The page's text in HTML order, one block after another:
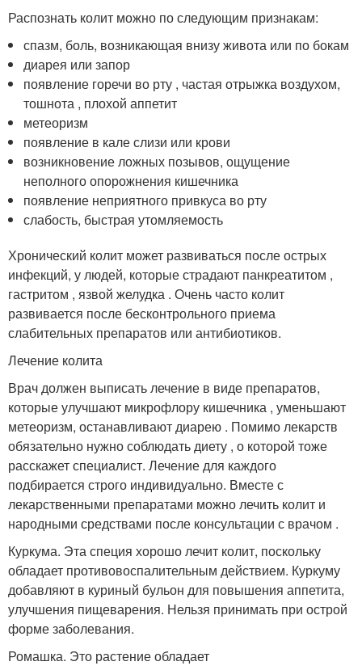
Распознать колит можно по следующим признакам:
спазм, боль, возникающая внизу живота или по бокам
диарея или запор
появление горечи во рту , частая отрыжка воздухом,
тошнота , плохой аппетит
метеоризм
появление в кале слизи или крови
возникновение ложных позывов, ощущение
неполного опорожнения кишечника
появление неприятного привкуса во рту
слабость, быстрая утомляемость
Хронический колит может развиваться после острых
инфекций, у людей, которые страдают панкреатитом ,
гастритом , язвой желудка . Очень часто колит
развивается после бесконтрольного приема
слабительных препаратов или антибиотиков.
Лечение колита
Врач должен выписать лечение в виде препаратов,
которые улучшают микрофлору кишечника , уменьшают
метеоризм, останавливают диарею . Помимо лекарств
обязательно нужно соблюдать диету , о которой тоже
расскажет специалист. Лечение для каждого
подбирается строго индивидуально. Вместе с
лекарственными препаратами можно лечить колит и
народными средствами после консультации с врачом .
Куркума. Эта специя хорошо лечит колит, поскольку
обладает противовоспалительным действием. Куркуму
добавляют в куриный бульон для повышения аппетита,
улучшения пищеварения. Нельзя принимать при острой
форме заболевания.
Ромашка. Это растение обладает